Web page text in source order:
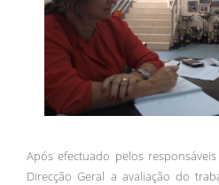
Após efectuado pelos
Direcção Geral a avaliação do